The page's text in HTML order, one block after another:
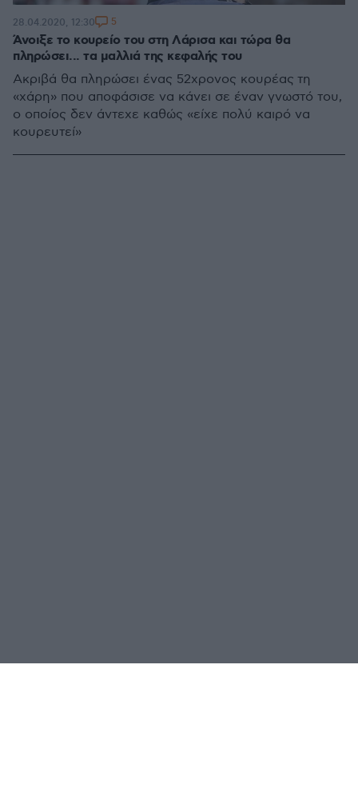
Άνοιξε το κουρείο του στη Λάρισα και τώρα θα
πληρώσει... τα μαλλιά της κεφαλής του
Ακριβά θα πληρώσει ένας 52χρονος κουρέας τη
«χάρη» που αποφάσισε να κάνει σε έναν γνωστό του,
ο οποίος δεν άντεχε καθώς «είχε πολύ καιρό να
κουρευτεί»
28.04.2020, 12:30 5